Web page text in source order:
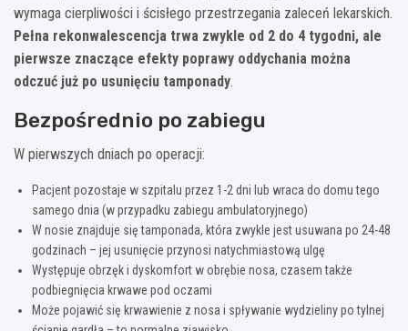
wymaga cierpliwości i ścisłego przestrzegania zaleceń lekarskich.
Pełna rekonwalescencja trwa zwykle od 2 do 4 tygodni, ale
pierwsze znaczące efekty poprawy oddychania można
odczuć już po usunięciu tamponady.
Bezpośrednio po zabiegu
W pierwszych dniach po operacji:
Pacjent pozostaje w szpitalu przez 1-2 dni lub wraca do domu tego
samego dnia (w przypadku zabiegu ambulatoryjnego)
W nosie znajduje się tamponada, która zwykle jest usuwana po 24-48
godzinach – jej usunięcie przynosi natychmiastową ulgę
Występuje obrzęk i dyskomfort w obrębie nosa, czasem także
podbiegnięcia krwawe pod oczami
Może pojawić się krwawienie z nosa i spływanie wydzieliny po tylnej